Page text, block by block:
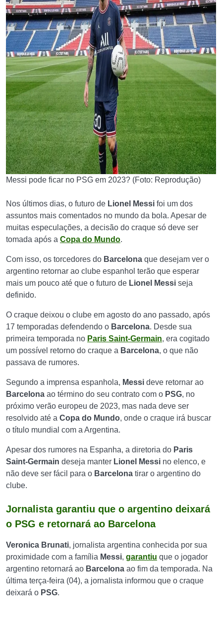
Messi pode ficar no PSG em 2023? (Foto: Reprodução)
Nos últimos dias, o futuro de Lionel Messi foi um dos
assuntos mais comentados no mundo da bola. Apesar de
muitas especulações, a decisão do craque só deve ser
tomada após a Copa do Mundo.
Com isso, os torcedores do Barcelona que desejam ver o
argentino retornar ao clube espanhol terão que esperar
mais um pouco até que o futuro de Lionel Messi seja
definido.
O craque deixou o clube em agosto do ano passado, após
17 temporadas defendendo o Barcelona. Desde sua
primeira temporada no Paris Saint-Germain, era cogitado
um possível retorno do craque a Barcelona, o que não
passava de rumores.
Segundo a imprensa espanhola, Messi deve retornar ao
Barcelona ao término do seu contrato com o PSG, no
próximo verão europeu de 2023, mas nada deve ser
resolvido até a Copa do Mundo, onde o craque irá buscar
o título mundial com a Argentina.
Apesar dos rumores na Espanha, a diretoria do Paris
Saint-Germain deseja manter Lionel Messi no elenco, e
não deve ser fácil para o Barcelona tirar o argentino do
clube.
Jornalista garantiu que o argentino deixará
o PSG e retornará ao Barcelona
Veronica Brunati, jornalista argentina conhecida por sua
proximidade com a família Messi, garantiu que o jogador
argentino retornará ao Barcelona ao fim da temporada. Na
última terça-feira (04), a jornalista informou que o craque
deixará o PSG.